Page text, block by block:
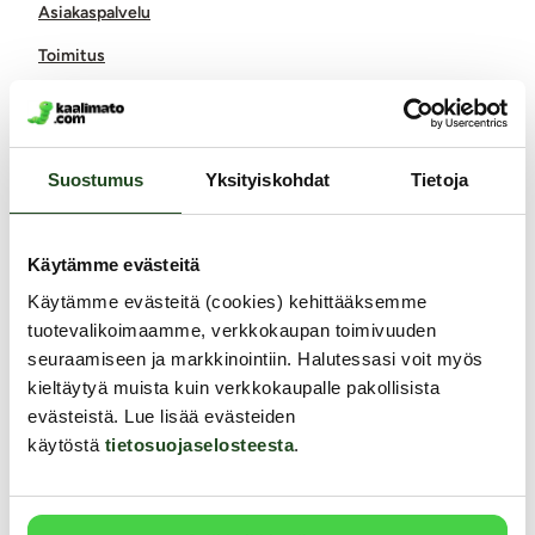
Suostumus Yksityiskohdat Tietoja
Käytämme evästeitä
Käytämme evästeitä (cookies) kehittääksemme
tuotevalikoimaamme, verkkokaupan toimivuuden
seuraamiseen ja markkinointiin. Halutessasi voit myös
kieltäytyä muista kuin verkkokaupalle pakollisista
evästeistä. Lue lisää evästeiden
käytöstä tietosuojaselosteesta.
Asiakaspalvelu
Toimitus
Palautukset ja hyvitykset
Lähetysseuranta
Markkinointi ja yhteistyöt
Miksi juuri Kaalimato.com
Laaja ja monipuolinen valikoima eroottisia tuotteita
Arkisin ennen klo 14 tehdyt tilaukset lähetetään vielä samana
päivänä
Aina huomaamaton paketti